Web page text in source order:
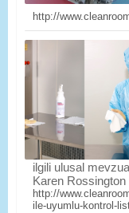
http://
ilgili ulusal
Karen Rossington
http://
ile-uyumlu-kontrol-